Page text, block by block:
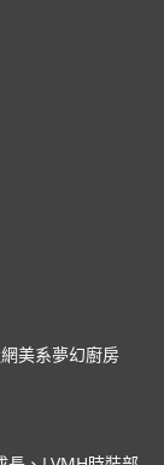
美系夢幻廚房